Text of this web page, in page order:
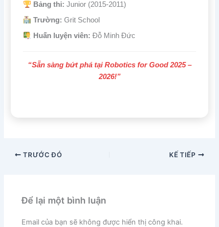
Bảng thi: Junior (2015-2011)
Trường: Grit School
Huấn luyện viên: Đỗ Minh Đức
“Sẵn sàng bứt phá tại Robotics for Good 2025 –
2026!”
TRƯỚC ĐÓ KẾ TIẾP
Để lại một bình luận
Email của bạn sẽ không được hiển thị công khai.